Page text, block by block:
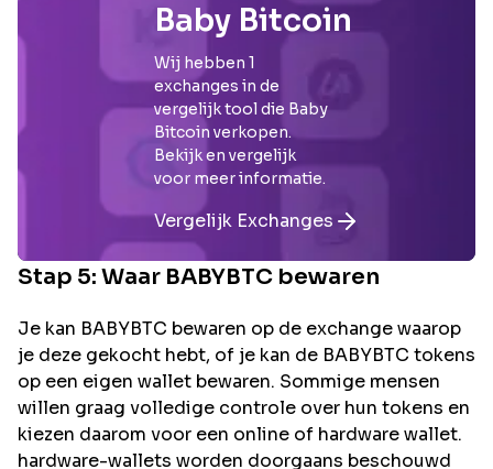
Baby Bitcoin
Wij hebben 1
exchanges in de
vergelijk tool die Baby
Bitcoin verkopen.
Bekijk en vergelijk
voor meer informatie.
Vergelijk Exchanges
Stap 5: Waar BABYBTC bewaren
Je kan BABYBTC bewaren op de exchange waarop
je deze gekocht hebt, of je kan de BABYBTC tokens
op een eigen wallet bewaren. Sommige mensen
willen graag volledige controle over hun tokens en
kiezen daarom voor een online of hardware wallet.
hardware-wallets worden doorgaans beschouwd